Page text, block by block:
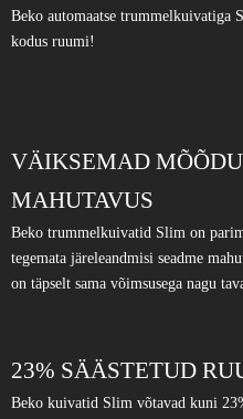
Beko automaatse trummelkuivatiga
kodus ruumi!
VÄIKSEMAD
MAHUTAVUS
Beko trummelkuivatid Slim on
tegemata järeleandmisi seadme
on täpselt sama võimsusega nagu
23% SÄÄSTETUD
Beko kuivatid Slim võtavad kuni